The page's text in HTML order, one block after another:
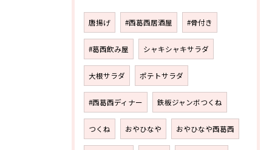
唐揚げ #西葛西居酒屋 #骨付き
#葛西飲み屋 シャキシャキサラダ
大根サラダ ポテトサラダ
#西葛西ディナー 鉄板ジャンボつくね
つくね おやひなや おやひなや西葛西